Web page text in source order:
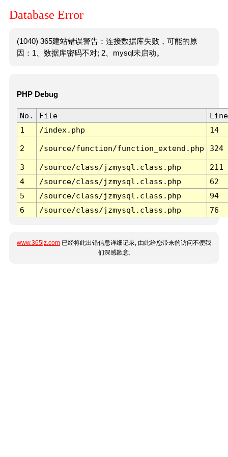
Database Error
(1040) 365建站错误警告：连接数据库失败，可能的原
因：1、数据库密码不对; 2、mysql未启动。
PHP Debug
No. File
Line
1
/index.php 14
2 /source/function/function_extend.php 324
3 /source/class/jzmysql.class.php
211
4
/source/class/jzmysql.class.php
62
5
/source/class/jzmysql.class.php
94
6
/source/class/jzmysql.class.php 76
www.365jz.com 已经将此出错信息详细记录, 由此给您带来的访问不便我
们深感歉意.